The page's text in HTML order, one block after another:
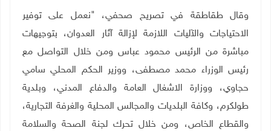
وقال طقاطقة في تصريح صحفي، "نعمل على توفير
الاحتياجات والآليات اللازمة لإزالة آثار العدوان، بتوجيهات
مباشرة من الرئيس محمود عباس ومن خلال التواصل مع
رئيس الوزراء محمد مصطفى، ووزير الحكم المحلي سامي
حجاوي، ووزارة الاشغال العامة والدفاع المدني، وبلدية
طولكرم، وكافة البلديات والمجالس المحلية والغرفة التجارية،
والقطاع الخاص، ومن خلال تحرك لجنة الصحة والسلامة